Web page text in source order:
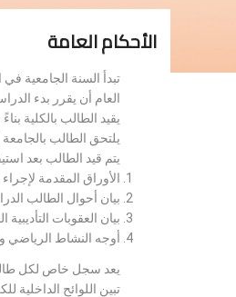
الأحكام العامة
تبدأ السنة الجامعية
العام أن يقرر بدء
يقيد الطالب بالكلية
يلتحق الطالب
يتم قيد الطالب بعد
الأوراق المقدمة لإجراء
بيان أحوال الطالب
بيان العقوبات التأديبية
أوجه النشاط الرياضي
يعد سجل خاص لكل طالب
تبين اللوائح